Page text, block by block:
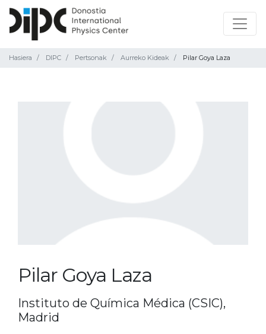
Hasiera DIPC Pertsonak Aurreko Kideak Pilar Goya Laza
Pilar Goya Laza
Instituto de Química Médica (CSIC),
Madrid